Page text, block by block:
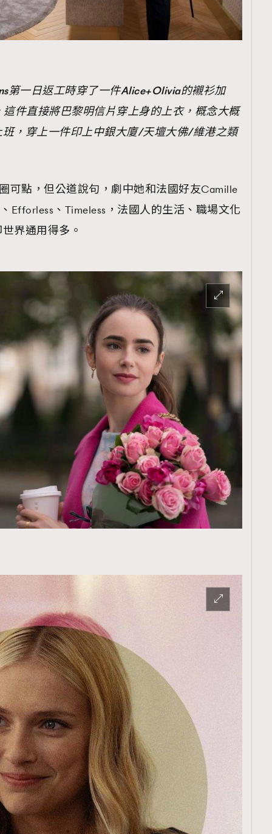
TRENDING
FigaroAesthetic
第一日返工時穿了一件Alice+Olivia的襯衫加
件直接將巴黎明信片穿上身的上衣，概念大概
，穿上一件印上中銀大廈/天壇大佛/維港之類
可點，但公道說句，劇中她和法國好友Camille
Efforless、Timeless，法國人的生活、職場文化
界通用得多。